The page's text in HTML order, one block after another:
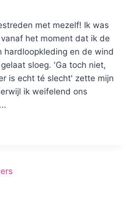
met mezelf! Ik was
het moment dat ik de
hardloopkleding en de wind
sloeg. 'Ga toch niet,
is echt té slecht' zette mijn
ik weifelend ons